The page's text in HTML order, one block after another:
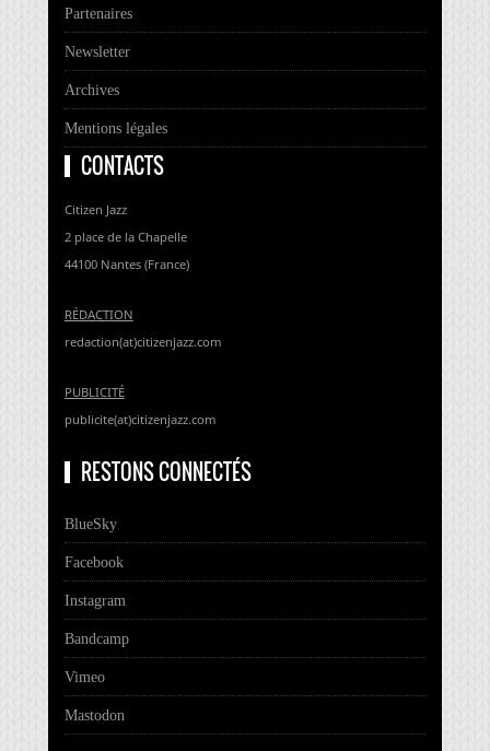
Partenaires
Newsletter
Archives
Mentions légales
CONTACTS
Citizen Jazz
2 place de la Chapelle
44100 Nantes (France)
RÉDACTION
redaction(at)citizenjazz.com
PUBLICITÉ
publicite(at)citizenjazz.com
RESTONS CONNECTÉS
BlueSky
Facebook
Instagram
Bandcamp
Vimeo
Mastodon